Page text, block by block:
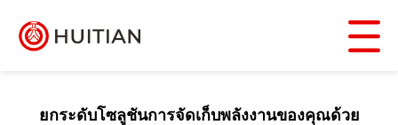
ยกระดับโซลูชันการจัดเก็บพลังงานของคุณด้วย